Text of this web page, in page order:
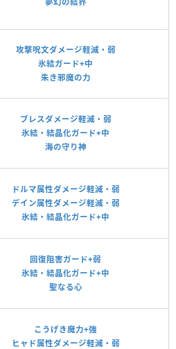
攻撃呪文ダメージ軽減・弱
氷結ガード+中
朱き邪魔の力
ブレスダメージ軽減・弱
氷結・結晶化ガード+中
海の守り神
ドルマ属性ダメージ軽減・弱
デイン属性ダメージ軽減・弱
氷結・結晶化ガード+中
回復阻害ガード+弱
氷結・結晶化ガード+中
聖なる心
こうげき魔力+強
ヒャド属性ダメージ軽減・弱